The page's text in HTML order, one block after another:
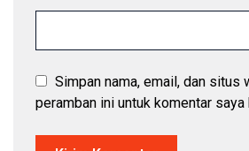
Simpan nama, email, dan situs
peramban ini untuk komentar saya